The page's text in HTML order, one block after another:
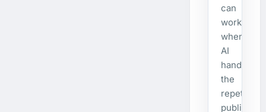
can
work
when
AI
handles
the
repetitive
publishing